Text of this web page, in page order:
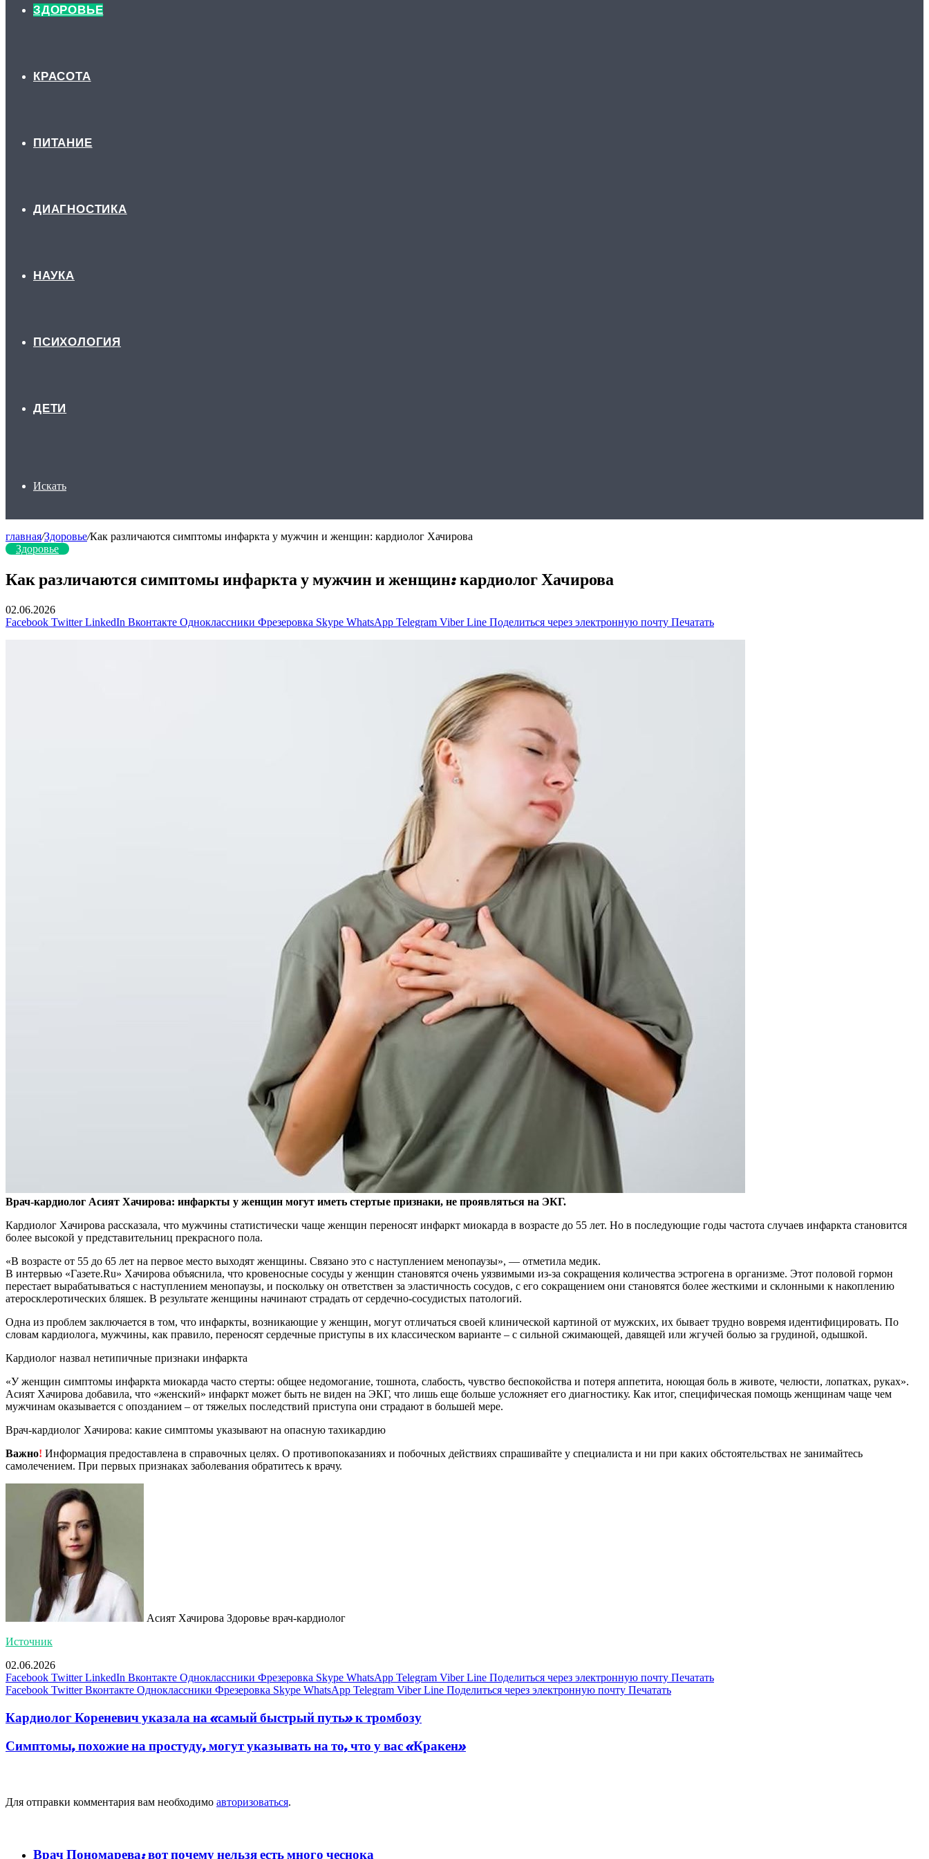
ЗДОРОВЬЕ
КРАСОТА
ПИТАНИЕ
ДИАГНОСТИКА
НАУКА
ПСИХОЛОГИЯ
ДЕТИ
Искать
главная/Здоровье/Как различаются симптомы инфаркта у мужчин и женщин: кардиолог Хачирова
Здоровье
Как различаются симптомы инфаркта у мужчин и женщин: кардиолог Хачирова
02.06.2026
Facebook Twitter LinkedIn Вконтакте Одноклассники Фрезеровка Skype WhatsApp Telegram Viber Line Поделиться через электронную почту Печатать
Врач-кардиолог Асият Хачирова: инфаркты у женщин могут иметь стертые признаки, не проявляться на ЭКГ.
Кардиолог Хачирова рассказала, что мужчины статистически чаще женщин переносят инфаркт миокарда в возрасте до 55 лет. Но в последующие годы частота случаев инфаркта становится
более высокой у представительниц прекрасного пола.
«В возрасте от 55 до 65 лет на первое место выходят женщины. Связано это с наступлением менопаузы», — отметила медик.
В интервью «Газете.Ru» Хачирова объяснила, что кровеносные сосуды у женщин становятся очень уязвимыми из-за сокращения количества эстрогена в организме. Этот половой гормон
перестает вырабатываться с наступлением менопаузы, и поскольку он ответствен за эластичность сосудов, с его сокращением они становятся более жесткими и склонными к накоплению
атеросклеротических бляшек. В результате женщины начинают страдать от сердечно-сосудистых патологий.
Одна из проблем заключается в том, что инфаркты, возникающие у женщин, могут отличаться своей клинической картиной от мужских, их бывает трудно вовремя идентифицировать. По
словам кардиолога, мужчины, как правило, переносят сердечные приступы в их классическом варианте – с сильной сжимающей, давящей или жгучей болью за грудиной, одышкой.
Кардиолог назвал нетипичные признаки инфаркта
«У женщин симптомы инфаркта миокарда часто стерты: общее недомогание, тошнота, слабость, чувство беспокойства и потеря аппетита, ноющая боль в животе, челюсти, лопатках, руках».
Асият Хачирова добавила, что «женский» инфаркт может быть не виден на ЭКГ, что лишь еще больше усложняет его диагностику. Как итог, специфическая помощь женщинам чаще чем
мужчинам оказывается с опозданием – от тяжелых последствий приступа они страдают в большей мере.
Врач-кардиолог Хачирова: какие симптомы указывают на опасную тахикардию
Важно! Информация предоставлена в справочных целях. О противопоказаниях и побочных действиях спрашивайте у специалиста и ни при каких обстоятельствах не занимайтесь
самолечением. При первых признаках заболевания обратитесь к врачу.
Асият Хачирова Здоровье врач-кардиолог
Источник
02.06.2026
Facebook Twitter LinkedIn Вконтакте Одноклассники Фрезеровка Skype WhatsApp Telegram Viber Line Поделиться через электронную почту Печатать
Facebook Twitter Вконтакте Одноклассники Фрезеровка Skype WhatsApp Telegram Viber Line Поделиться через электронную почту Печатать
Кардиолог Кореневич указала на «самый быстрый путь» к тромбозу
Симптомы, похожие на простуду, могут указывать на то, что у вас «Кракен»
Для отправки комментария вам необходимо авторизоваться.
Врач Пономарева: вот почему нельзя есть много чеснока